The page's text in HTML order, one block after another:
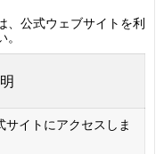
、公式ウェブサイトを利
サイトにアクセスしま